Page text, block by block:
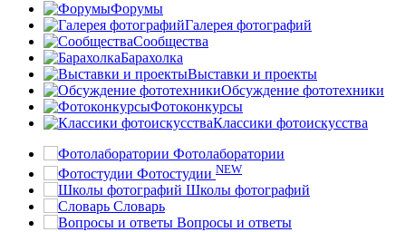
Форумы
Галерея фотографий
Сообщества
Барахолка
Выставки и проекты
Обсуждение фототехники
Фотоконкурсы
Классики фотоискусства
Фотолаборатории
Фотостудии NEW
Школы фотографий
Словарь
Вопросы и ответы